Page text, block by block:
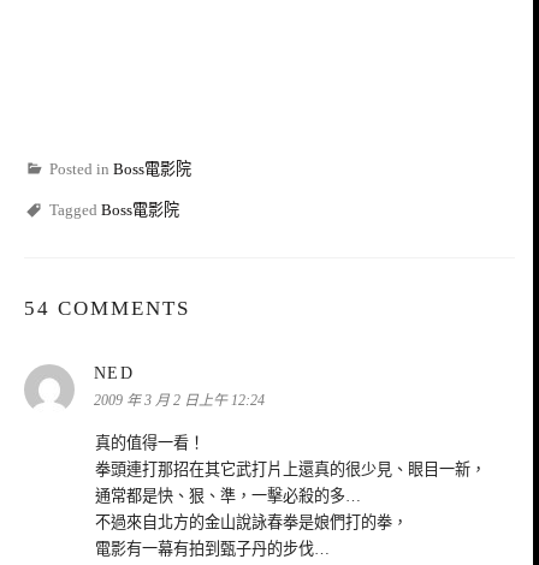
Posted in Boss電影院
Tagged Boss電影院
54 COMMENTS
NED
示:
2009 年 3 月 2 日上午 12:24
真的值得一看！
拳頭連打那招在其它武打片上還真的很少見、眼目一新，
通常都是快、狠、準，一擊必殺的多…
不過來自北方的金山說詠春拳是娘們打的拳，
電影有一幕有拍到甄子丹的步伐…